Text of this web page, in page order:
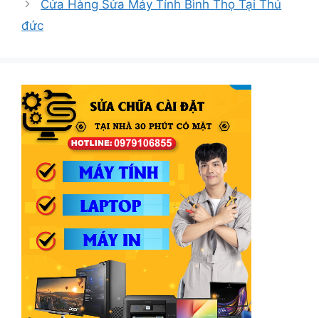
Cửa Hàng Sửa Máy Tính Bình Thọ Tại Thủ
đức